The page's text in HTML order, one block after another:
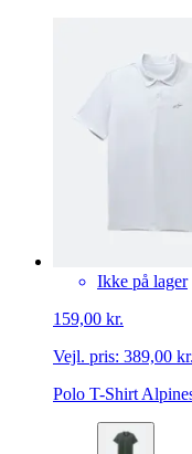
Ikke på lager
159,00 kr.
Vejl. pris: 389,00 kr.
Polo T-Shirt